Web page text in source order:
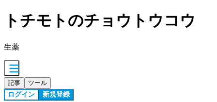
トチモトのチョウトウコウ
生薬
記事 ツール
ログイン 新規登録